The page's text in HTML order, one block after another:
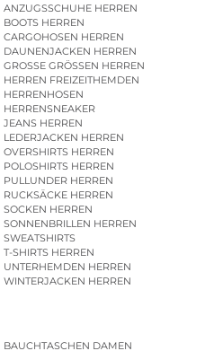
ANZUGSSCHUHE HERREN
BOOTS HERREN
CARGOHOSEN HERREN
DAUNENJACKEN HERREN
GROSSE GRÖSSEN HERREN
HERREN FREIZEITHEMDEN
HERRENHOSEN
HERRENSNEAKER
JEANS HERREN
LEDERJACKEN HERREN
OVERSHIRTS HERREN
POLOSHIRTS HERREN
PULLUNDER HERREN
RUCKSÄCKE HERREN
SOCKEN HERREN
SONNENBRILLEN HERREN
SWEATSHIRTS
T-SHIRTS HERREN
UNTERHEMDEN HERREN
WINTERJACKEN HERREN
BAUCHTASCHEN DAMEN